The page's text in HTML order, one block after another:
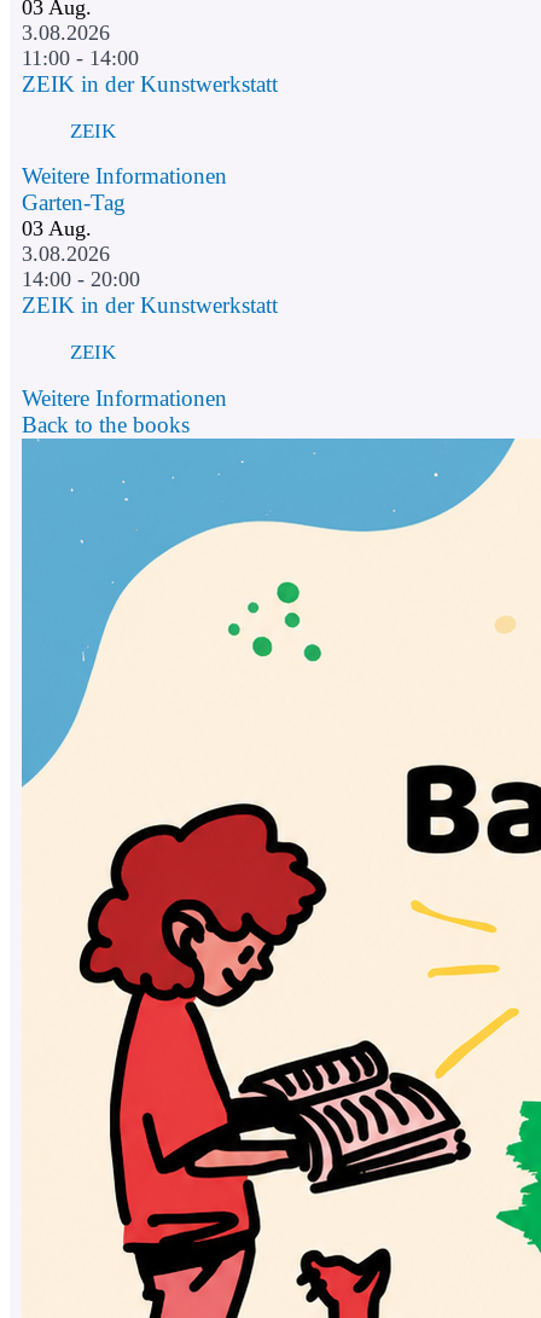
03 Aug.
3.08.2026
11:00 - 14:00
ZEIK in der Kunstwerkstatt
ZEIK
Weitere Informationen
Garten-Tag
03 Aug.
3.08.2026
14:00 - 20:00
ZEIK in der Kunstwerkstatt
ZEIK
Weitere Informationen
Back to the books